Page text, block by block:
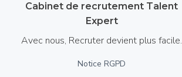
Cabinet de recrutement Talent
Expert
Avec nous, Recruter devient plus facile.
Notice RGPD